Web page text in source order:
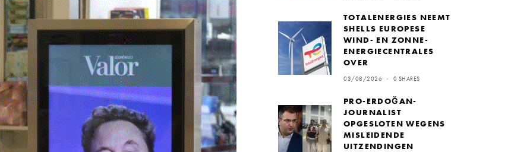
TOTALENERGIES NEEMT
SHELLS EUROPESE
WIND- EN ZONNE-
ENERGIECENTRALES
OVER
03/08/2026 0 SHARES
PRO-ERDOĞAN-
JOURNALIST
OPGESLOTEN WEGENS
MISLEIDENDE
UITZENDINGEN